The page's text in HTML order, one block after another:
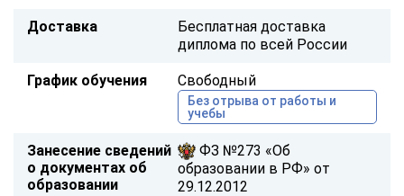
Доставка
Бесплатная доставка
диплома по всей России
График обучения Свободный
Без отрыва от работы и
учебы
Занесение сведений
о документах об
образовании
ФЗ №273 «Об
образовании в РФ» от
29.12.2012